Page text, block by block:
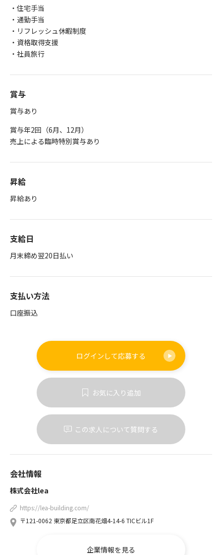
・住宅手当
・通勤手当
・リフレッシュ休暇制度
・資格取得支援
・社員旅行
賞与
賞与あり
賞与年2回（6月、12月）
売上による臨時特別賞与あり
昇給
昇給あり
支給日
月末締め翌20日払い
支払い方法
口座振込
ログインして応募する
お気に入り追加
この求人について質問する
会社情報
株式会社lea
https://lea-building.com/
〒121-0062 東京都足立区南花畑4-14-6 TICビル1F
企業情報を見る